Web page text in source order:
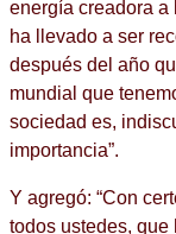
energía creadora
ha llevado a ser
después del año
mundial que
sociedad es,
importancia”.
Y agregó: “Con
todos ustedes, que